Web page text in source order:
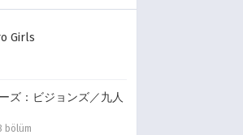
Girls
ズ：ビジョンズ／九人
bölüm